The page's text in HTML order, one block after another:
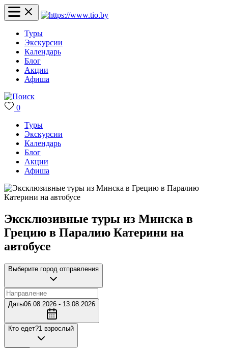
Туры
Экскурсии
Календарь
Блог
Акции
Афиша
0
Туры
Экскурсии
Календарь
Блог
Акции
Афиша
Эксклюзивные туры из Минска в
Грецию в Паралию Катерини на
автобусе
Выберите город отправления
Даты06.08.2026 - 13.08.2026
Кто едет?1 взрослый